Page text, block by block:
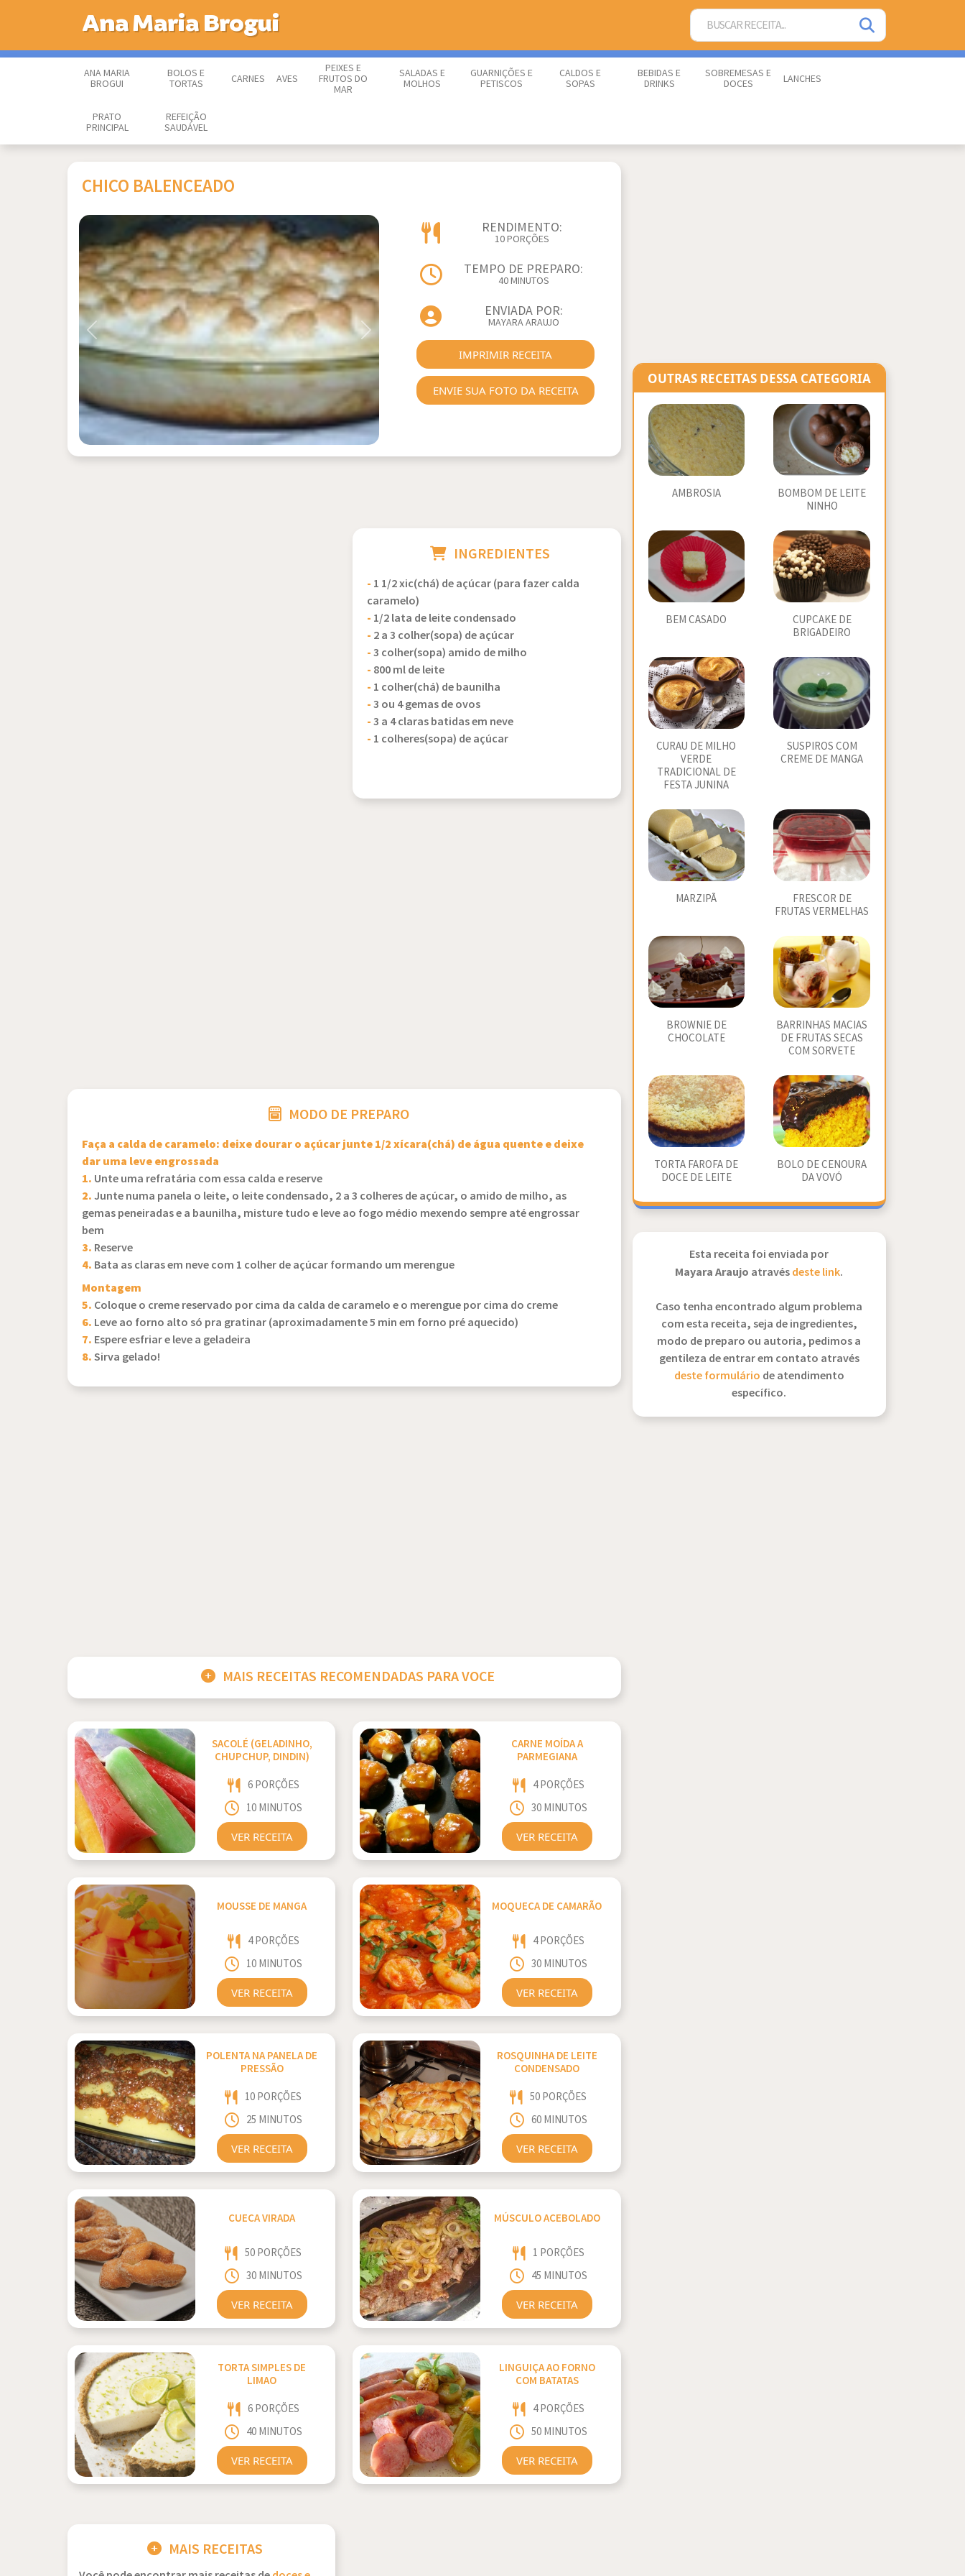
Ana Maria Brogui
ANA MARIA
BROGUI
BOLOS E
TORTAS
CARNES AVES
PEIXES E
FRUTOS DO
MAR
SALADAS E
MOLHOS
GUARNIÇÕES E
PETISCOS
CALDOS E
SOPAS
BEBIDAS E
DRINKS
SOBREMESAS E
DOCES
LANCHES
PRATO
PRINCIPAL
REFEIÇÃO
SAUDÁVEL
CHICO BALENCEADO
Previous Next
RENDIMENTO:
10 PORÇÕES
TEMPO DE PREPARO:
40 MINUTOS
ENVIADA POR:
MAYARA ARAUJO
IMPRIMIR RECEITA
ENVIE SUA FOTO DA RECEITA
INGREDIENTES
- 1 1/2 xic(chá) de açúcar (para fazer calda
caramelo)
- 1/2 lata de leite condensado
- 2 a 3 colher(sopa) de açúcar
-3 colher(sopa) amido de milho
- 800 ml de leite
- 1 colher(chá) de baunilha
-3 ou 4 gemas de ovos
-3 a 4 claras batidas em neve
- 1 colheres(sopa) de açúcar
MODO DE PREPARO
Faça a calda de caramelo: deixe dourar o açúcar junte 1/2 xícara(chá) de água quente e deixe
dar uma leve engrossada
1. Unte uma refratária com essa calda e reserve
2. Junte numa panela o leite, o leite condensado, 2 a 3 colheres de açúcar, o amido de milho, as
gemas peneiradas e a baunilha, misture tudo e leve ao fogo médio mexendo sempre até engrossar
bem
3. Reserve
4. Bata as claras em neve com 1 colher de açúcar formando um merengue
Montagem
5. Coloque o creme reservado por cima da calda de caramelo e o merengue por cima do creme
6. Leve ao forno alto só pra gratinar (aproximadamente 5 min em forno pré aquecido)
7. Espere esfriar e leve a geladeira
8.Sirva gelado!
MAIS RECEITAS RECOMENDADAS PARA VOCE
SACOLÉ (GELADINHO,
CHUPCHUP, DINDIN)
6 PORÇÕES
10 MINUTOS
VER RECEITA
CARNE MOÍDA A
PARMEGIANA
4 PORÇÕES
30 MINUTOS
VER RECEITA
MOUSSE DE MANGA
4 PORÇÕES
10 MINUTOS
VER RECEITA
MOQUECA DE CAMARÃO
4 PORÇÕES
30 MINUTOS
VER RECEITA
POLENTA NA PANELA DE
PRESSÃO
10 PORÇÕES
25 MINUTOS
VER RECEITA
ROSQUINHA DE LEITE
CONDENSADO
50 PORÇÕES
60 MINUTOS
VER RECEITA
CUECA VIRADA
50 PORÇÕES
30 MINUTOS
VER RECEITA
MÚSCULO ACEBOLADO
1 PORÇÕES
45 MINUTOS
VER RECEITA
TORTA SIMPLES DE
LIMAO
6 PORÇÕES
40 MINUTOS
VER RECEITA
LINGUIÇA AO FORNO
COM BATATAS
4 PORÇÕES
50 MINUTOS
VER RECEITA
MAIS RECEITAS
OUTRAS RECEITAS DESSA CATEGORIA
AMBROSIA
BOMBOM DE LEITE
NINHO
BEM CASADO
CUPCAKE DE
BRIGADEIRO
CURAU DE MILHO
VERDE
TRADICIONAL DE
FESTA JUNINA
SUSPIROS COM
CREME DE MANGA
MARZIPÃ
FRESCOR DE
FRUTAS VERMELHAS
BROWNIE DE
CHOCOLATE
BARRINHAS MACIAS
DE FRUTAS SECAS
COM SORVETE
TORTA FAROFA DE
DOCE DE LEITE
BOLO DE CENOURA
DA VOVÓ
Esta receita foi enviada por
Mayara Araujo atravésdeste link.
Caso tenha encontrado algum problema
com esta receita, seja de ingredientes,
modo de preparo ou autoria, pedimos a
gentileza de entrar em contato através
deste formulário de atendimento
específico.